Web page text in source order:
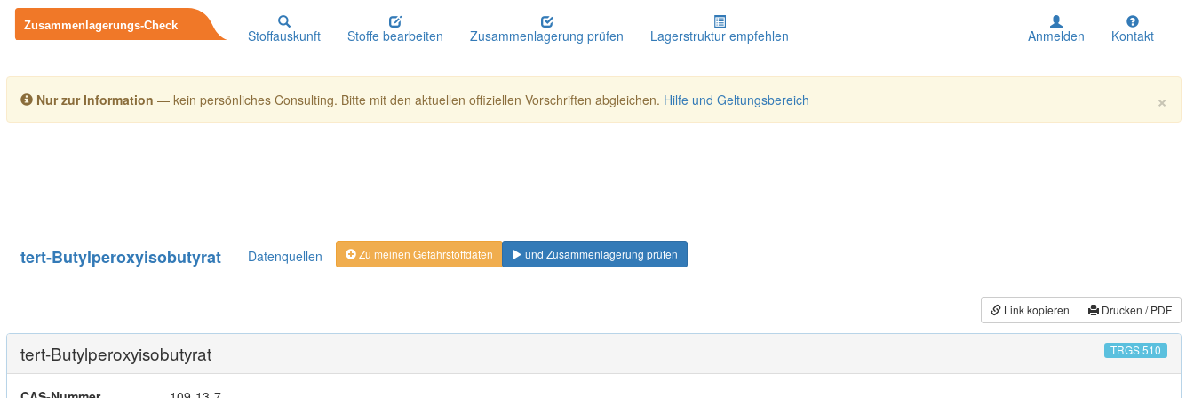
Stoffauskunft Stoffe bearbeiten Zusammenlagerung prüfen Lagerstruktur empfehlen Anmelden Kontakt
×
Nur zur Information — kein persönliches Consulting. Bitte mit den aktuellen offiziellen Vorschriften abgleichen. Hilfe und Geltungsbereich
tert-Butylperoxyisobutyrat Datenquellen Zu meinen Gefahrstoffdaten und Zusammenlagerung prüfen
Link kopieren Drucken / PDF
tert-Butylperoxyisobutyrat TRGS 510